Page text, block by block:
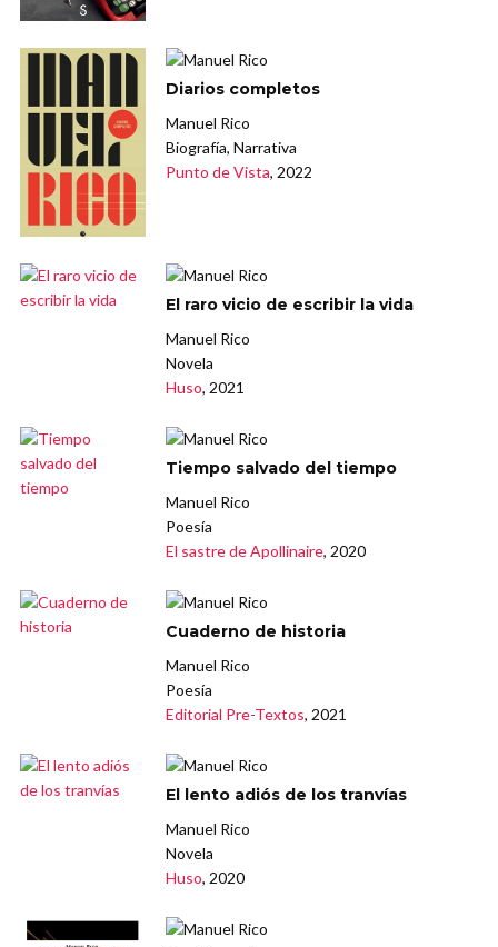
Diarios completos
Manuel Rico
Biografía, Narrativa
Punto de Vista, 2022
El raro vicio de escribir la vida
Manuel Rico
Novela
Huso, 2021
Tiempo salvado del tiempo
Manuel Rico
Poesía
El sastre de Apollinaire, 2020
Cuaderno de historia
Manuel Rico
Poesía
Editorial Pre-Textos, 2021
El lento adiós de los tranvías
Manuel Rico
Novela
Huso, 2020